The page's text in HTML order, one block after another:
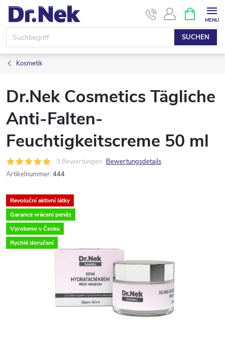
Zum
Inhalt
springen
SUCHEN
Kosmetik
Dr.Nek Cosmetics Tägliche
Anti-Falten-
Feuchtigkeitscreme 50 ml
3 Bewertungen Bewertungsdetails
Artikelnummer: 444
Revoluční aktivní látky
Garance vrácení peněz
Vyrobeno v Česku
Rychlé doručení